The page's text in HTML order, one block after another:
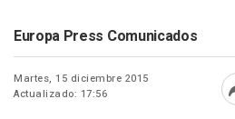
Europa Press Comunicados
Martes, 15 diciembre 2015
Actualizado: 17:56